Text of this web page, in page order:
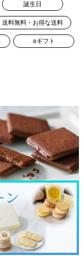
誕生日
送料無料・お得な送料
eギフト